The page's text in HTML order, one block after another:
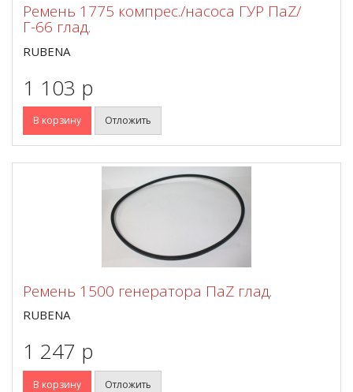
Ремень 1775 компрес./насоса ГУР ПаZ/
Г-66 глад.
RUBENA
1 103 p
В корзину Отложить
Ремень 1500 генератора ПаZ глад.
RUBENA
1 247 p
В корзину Отложить